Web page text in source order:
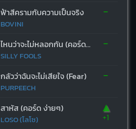
ฟ้าสีครามกับความเป็นจริง
BOVINI
-
ไหนว่าจะไม่หลอกกัน (คอร์ด ง่ายๆ)
SILLY FOOLS
-
กลัวว่าฉันจะไม่เสียใจ (Fear)
PURPEECH
-
สาหัส (คอร์ด ง่ายๆ)
LOSO (โลโซ)
▲
+1